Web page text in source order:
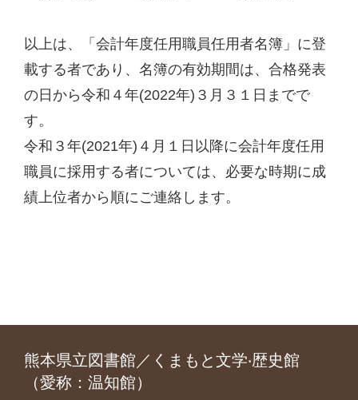
以上は、「会計年度任用職員任用者名簿」に登
載する者であり、名簿の有効期間は、合格発表
の日から令和４年(2022年)３月３１日までで
す。
令和３年(2021年)４月１日以降に会計年度任用
職員に採用する者については、必要な時期に成
績上位者から順にご連絡します。
熊本県立図書館／くまもと文学‧歴史館
（愛称：温知館）